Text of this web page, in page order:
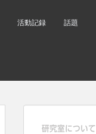
活動記録 話題
研究室について